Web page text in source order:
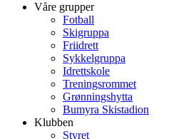
Våre grupper
Fotball
Skigruppa
Friidrett
Sykkelgruppa
Idrettskole
Treningsrommet
Grønningshytta
Bumyra Skistadion
Klubben
Styret